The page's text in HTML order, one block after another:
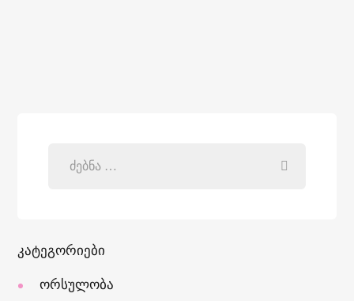
კატეგორიები
ორსულობა